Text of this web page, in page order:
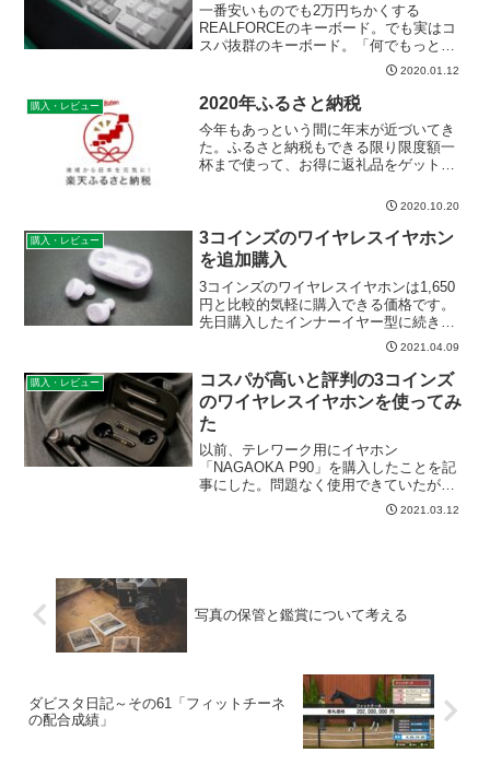
一番安いものでも2万円ちかくする
REALFORCEのキーボード。でも実はコ
スパ抜群のキーボード。「何でもっと早
く使わなかったのか」って後悔するほど
2020.01.12
購入・レビュー 2020年ふるさと納税
今年もあっという間に年末が近づいてき
た。ふるさと納税もできる限り限度額一
杯まで使って、お得に返礼品をゲットし
のふるさと納税でゲットした返礼品は次
ュー（岐阜県可児市...
2020.10.20
購入・レビュー
3コインズのワイヤレスイヤホン
を追加購入
3コインズのワイヤレスイヤホンは1,650
円と比較的気軽に購入できる価格です。
先日購入したインナーイヤー型に続き、
カナル型も購入しましたので、使用感な
どレビューしたいと思います。
2021.04.09
購入・レビュー
コスパが高いと評判の3コインズ
のワイヤレスイヤホンを使ってみ
た
以前、テレワーク用にイヤホン
「NAGAOKA P90」を購入したことを記
事にした。問題なく使用できていたが、
コードが左右とも同じ長さになっている
ので、首の後ろではなく、手前にコード
2021.03.12
写真の保管と鑑賞について考える
ダビスタ日記～その61「フィットチーネ
の配合成績」